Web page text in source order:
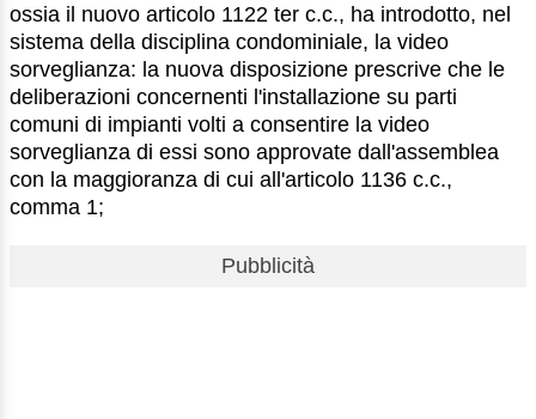
ossia il nuovo articolo 1122 ter c.c., ha introdotto, nel
sistema della disciplina condominiale, la video
sorveglianza: la nuova disposizione prescrive che le
deliberazioni concernenti l'installazione su parti
comuni di impianti volti a consentire la video
sorveglianza di essi sono approvate dall'assemblea
con la maggioranza di cui all'articolo 1136 c.c.,
comma 1;
Pubblicità